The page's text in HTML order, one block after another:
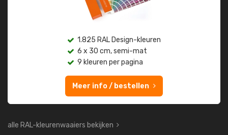
1.825 RAL Design-kleuren
6 x 30 cm, semi-mat
9 kleuren per pagina
Meer info / bestellen
alle RAL-kleurenwaaiers bekijken